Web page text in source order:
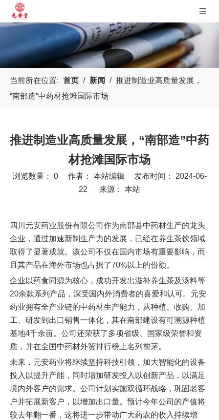
当前所在位置: 首页 / 新闻 / 推进制造业高质量发展，
“南部造”中药材抢滩国际市场
推进制造业高质量发展，“南部造”中药
材抢滩国际市场
浏览数量： 0作者： 本站编辑 发布时间： 2024-06-
22 来源： 本站
四川元安药业股份有限公司作为南部县中药材生产的龙头
企业，通过加速新制生产力的发展，已经在养生茶饮领域
取得了显著成就。该公司不仅在国内市场有重要影响，而
且其产品在海外市场也占据了70%以上的份额。
企业以药食同源为核心，成功开发出滋补养生茶及汤料等
20余款系列产品，深受国内外消费者的喜爱和认可。元安
药业拥有全产业链的中药材生产能力，从种植、收购、加
工、研发到出口销售一体化，其在南部建设有可溯源种植
基地4千余亩。公司还荣获了多项省级、国家级荣誉和资
质，并在全国中药材外贸排行榜上名列前茅。
未来，元安药业将继续坚持科技引领，加大智能化的设备
投入以提升产能，同时增加研发投入以创新产品，以满足
境内外客户的需求。公司计划实施双循环战略，巩固老客
户并拓展新客户，以增加出口量。预计今年公司的产值将
较去年翻一番，这将进一步带动广大药农的收入持续增